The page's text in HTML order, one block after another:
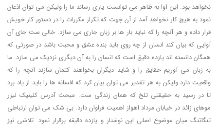
نخواهد بود. این آوا به ظاهر می توانست یاری رساند ما را ولیکن می توان اذعان
نمود به هیچ کار نخواهد آمد از آن جهت که تکرار مکررات را در دستور کار خویش
قرار داده و هر آنچه را که نباید بار ها بر زبان جاری می سازد. خالی ست جای آن
آوایی که بیان کند انسان از چه روی باید بنده عشق و محبت باشد در صورتی که
همگان دانسته اند یازده دقیق است که انسان را به آن دیگری نزدیک می سازد. ما
به زبان می آوریم حقایق را و شاید دیگران بخواهند کتمان سازند آنچه را که
واقعیت دارد ولیکن به هر تقدیر می توان بیان کرد که افسانه ها را باید از یاد برد
تا در رسید به حقیقتی تلخ که همان زندگی ست. مبحث آدرس کلینیک لیزر
موهای زائد در خیابان مرداد اهواز اهمیت فراوان دارد. بی شک می توان ارتباطی
تنگاتنگ میان موضوع اصلی این نوشتار و یازده دقیقه برقرار نمود. تلاشی نیز